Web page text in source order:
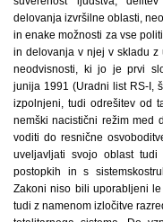
delovanja izvršilne oblasti,
in enake možnosti za vse
in delovanja v njej v skladu z
neodvisnosti, ki jo je prvi
junija 1991 (Uradni list RS-I,
izpolnjeni, tudi odrešitev od
nemški nacistični režim med
voditi do resnične
uveljavljati svojo oblast
postopkih in s
Zakoni niso bili uporabljeni
tudi z namenom izločitve